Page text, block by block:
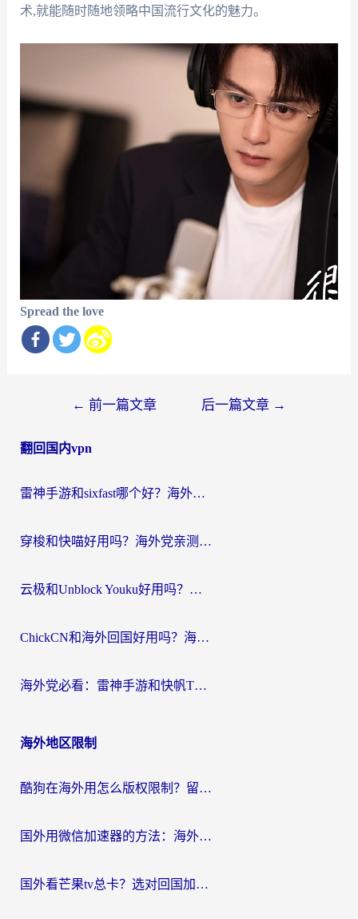
术,就能随时随地领略中国流行文化的魅力。
Spread the love
导
← 前一篇文章 后一篇文章 →
翻回国内vpn
雷神手游和sixfast哪个好？海外党亲测3款回国加速器，教你选对不踩坑
穿梭和快喵好用吗？海外党亲测：小众加速器对比+番茄加速器深度体验
云极和Unblock Youku好用吗？海外党亲测+2026回国加速器避坑指南
ChickCN和海外回国好用吗？海外党2026亲测：从手游到影音，选对加速器的3个关键
海外党必看：雷神手游和快帆TV版好用吗？3步选对回国加速器不踩坑
海外地区限制
酷狗在海外用怎么版权限制？留学生亲测：3步解决听国内音乐难题
国外用微信加速器的方法：海外党无缝连接国内生活的实用指南
国外看芒果tv总卡？选对回国加速器，轻松追《浪姐》不费劲